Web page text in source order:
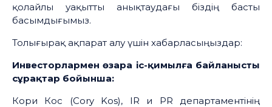
қолайлы уақытты анықтаудағы біздің басты
басымдығымыз.
Толығырақ ақпарат алу үшін хабарласыңыздар:
Инвесторлармен өзара іс-қимылға байланысты
сұрақтар бойынша:
Кори Кос (Cory Kos), IR и PR департаментінің